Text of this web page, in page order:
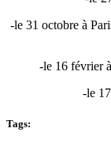
-le 31 octobre à
-le 16 février
-le
Tags: